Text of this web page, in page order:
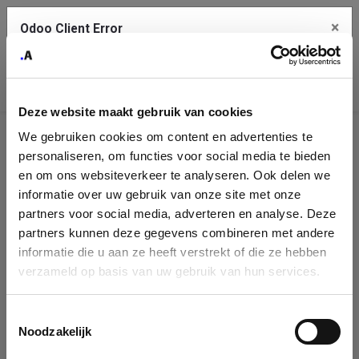
Deze website maakt gebruik van cookies
We gebruiken cookies om content en advertenties te
personaliseren, om functies voor social media te bieden
en om ons websiteverkeer te analyseren. Ook delen we
informatie over uw gebruik van onze site met onze
partners voor social media, adverteren en analyse. Deze
partners kunnen deze gegevens combineren met andere
informatie die u aan ze heeft verstrekt of die ze hebben
verzameld op basis van uw gebruik van hun services.
Noodzakelijk
Company
Identification
Please fill in your company details
You can search a company in our database by name, VAT or
enterprise ID. When a company is selected it will auto-complete the
form. If you don't find your company in our database, you can create
Odoo Client Error ×
service.
See details
Ok